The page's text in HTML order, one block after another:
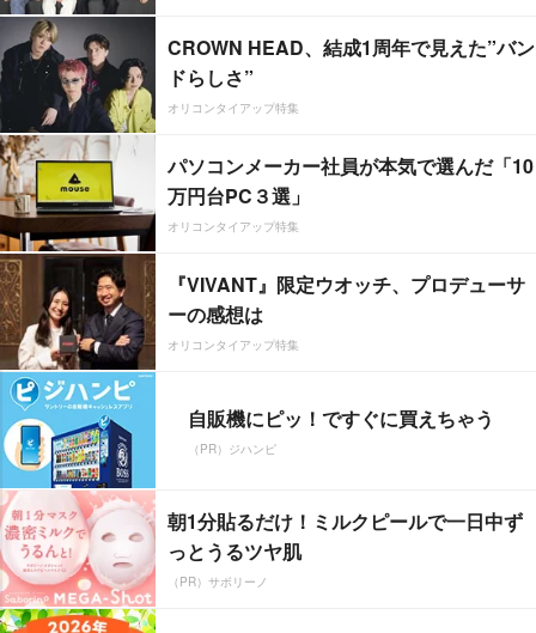
CROWN HEAD、結成1周年で見えた”バン
ドらしさ”
オリコンタイアップ特集
パソコンメーカー社員が本気で選んだ「10
万円台PC３選」
オリコンタイアップ特集
『VIVANT』限定ウオッチ、プロデューサ
ーの感想は
オリコンタイアップ特集
自販機にピッ！ですぐに買えちゃう
（PR）ジハンピ
朝1分貼るだけ！ミルクピールで一日中ず
っとうるツヤ肌
（PR）サボリーノ